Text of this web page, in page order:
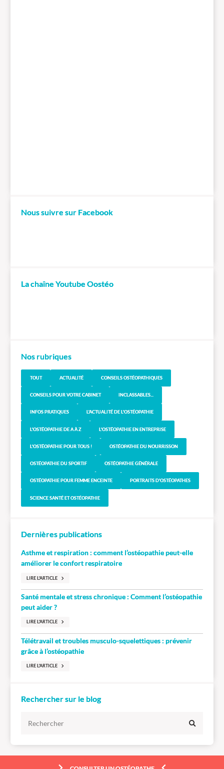
Nous suivre sur Facebook
La chaîne Youtube Oostéo
Nos rubriques
TOUT ACTUALITÉ CONSEILS OSTÉOPATHIQUES
CONSEILS POUR VOTRE CABINET INCLASSABLES...
INFOS PRATIQUES L'ACTUALITÉ DE L'OSTÉOPATHIE
L'OSTÉOPATHIE DE A À Z L'OSTÉOPATHIE EN ENTREPRISE
L'OSTÉOPATHIE POUR TOUS ! OSTÉOPATHIE DU NOURRISSON
OSTÉOPATHIE DU SPORTIF OSTÉOPATHIE GÉNÉRALE
OSTÉOPATHIE POUR FEMME ENCEINTE PORTRAITS D'OSTÉOPATHES
SCIENCE SANTÉ ET OSTÉOPATHIE
Dernières publications
Asthme et respiration : comment l’ostéopathie peut-elle
améliorer le confort respiratoire
LIRE L'ARTICLE
Santé mentale et stress chronique : Comment l’ostéopathie
peut aider ?
LIRE L'ARTICLE
Télétravail et troubles musculo-squelettiques : prévenir
grâce à l’ostéopathie
LIRE L'ARTICLE
Rechercher sur le blog